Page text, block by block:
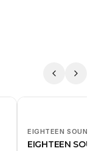
EIGHTEEN SOUND
EIGHTEEN